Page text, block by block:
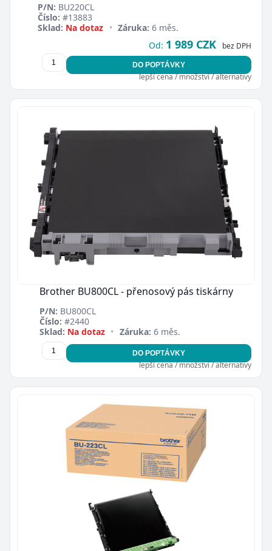
P/N: BU220CL
Číslo: #13883
Sklad: Na dotaz • Záruka: 6 měs.
Od: 1 989 CZK bez DPH
DO POPTÁVKY
lepší cena / množství / alternativy
Brother BU800CL - přenosový pás tiskárny
P/N: BU800CL
Číslo: #2440
Sklad: Na dotaz • Záruka: 6 měs.
DO POPTÁVKY
lepší cena / množství / alternativy